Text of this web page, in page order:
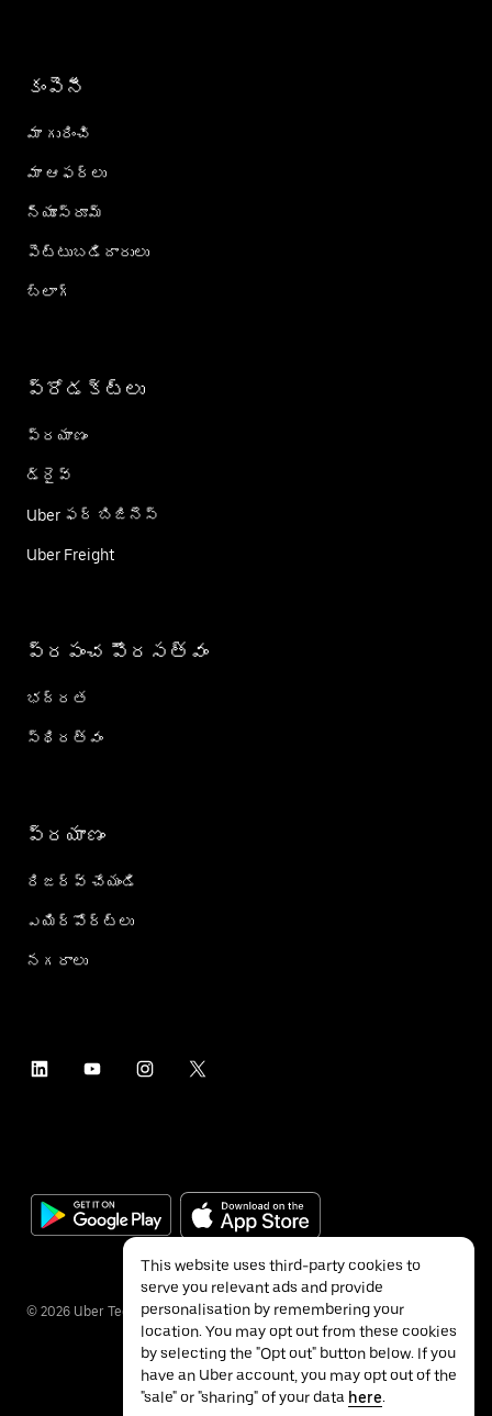
కంపెనీ
మా గురించి
మా ఆఫర్లు
న్యూస్‌రూమ్
పెట్టుబడిదారులు
బ్లాగ్
ప్రోడక్ట్؜లు
ప్రయాణం
డ్రైవ్
Uber ఫర్ బిజినెస్
Uber Freight
ప్రపంచ పౌరసత్వం
భద్రత
స్థిరత్వం
ప్రయాణం
రిజర్వ్ చేయండి
ఎయిర్؜పోర్ట్؜లు
నగరాలు
© 2026 Uber Technologies Inc.
This website uses third-party cookies to
serve you relevant ads and provide
personalisation by remembering your
location. You may opt out from these cookies
by selecting the "Opt out" button below. If you
have an Uber account, you may opt out of the
"sale" or "sharing" of your data here.